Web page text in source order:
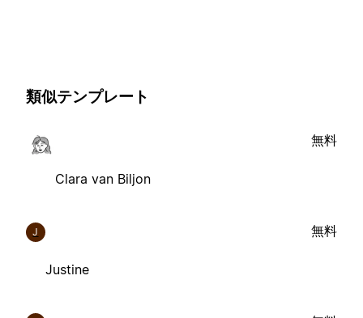
類似テンプレート
Clara van Biljon
無料
J
Justine
無料